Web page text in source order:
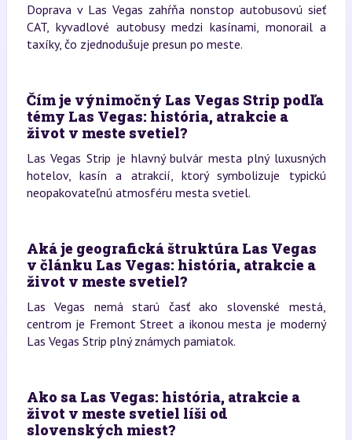
Doprava v Las Vegas zahŕňa nonstop autobusovú sieť
CAT, kyvadlové autobusy medzi kasínami, monorail a
taxíky, čo zjednodušuje presun po meste.
Čím je výnimočný Las Vegas Strip podľa
témy Las Vegas: história, atrakcie a
život v meste svetiel?
Las Vegas Strip je hlavný bulvár mesta plný luxusných
hotelov, kasín a atrakcií, ktorý symbolizuje typickú
neopakovateľnú atmosféru mesta svetiel.
Aká je geografická štruktúra Las Vegas
v článku Las Vegas: história, atrakcie a
život v meste svetiel?
Las Vegas nemá starú časť ako slovenské mestá,
centrom je Fremont Street a ikonou mesta je moderný
Las Vegas Strip plný známych pamiatok.
Ako sa Las Vegas: história, atrakcie a
život v meste svetiel líši od
slovenských miest?